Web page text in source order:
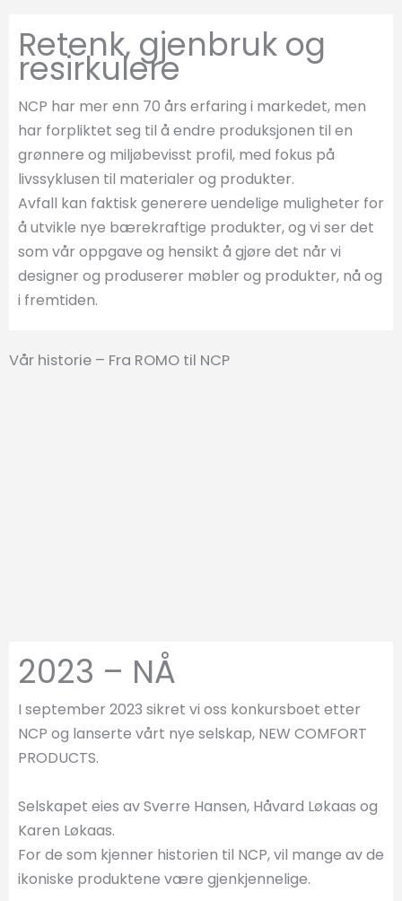
Retenk, gjenbruk og
resirkulere
NCP har mer enn 70 års erfaring i markedet, men
har forpliktet seg til å endre produksjonen til en
grønnere og miljøbevisst profil, med fokus på
livssyklusen til materialer og produkter.
Avfall kan faktisk generere uendelige muligheter for
å utvikle nye bærekraftige produkter, og vi ser det
som vår oppgave og hensikt å gjøre det når vi
designer og produserer møbler og produkter, nå og
i fremtiden.
Vår historie – Fra ROMO til NCP
2023 – NÅ
I september 2023 sikret vi oss konkursboet etter
NCP og lanserte vårt nye selskap, NEW COMFORT
PRODUCTS.
Selskapet eies av Sverre Hansen, Håvard Løkaas og
Karen Løkaas.
For de som kjenner historien til NCP, vil mange av de
ikoniske produktene være gjenkjennelige.